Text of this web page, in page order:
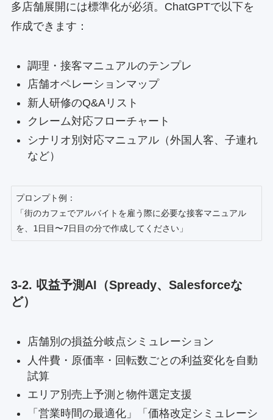
多店舗展開には標準化が必須。ChatGPTで以下を
作成できます：
調理・接客マニュアルのテンプレ
店舗オペレーションマップ
新人研修のQ&Aリスト
クレーム対応フローチャート
シナリオ別対応マニュアル（外国人客、子連れ
など）
プロンプト例：
「街のカフェでアルバイトを雇う際に必要な接客マニュアル
3-2. 収益予測AI（Spready、Salesforceな
ど）
店舗別の損益分岐点シミュレーション
人件費・原価率・回転数ごとの利益変化を自動
試算
エリア別売上予測と物件選定支援
「営業時間の最適化」「価格改定シミュレーシ